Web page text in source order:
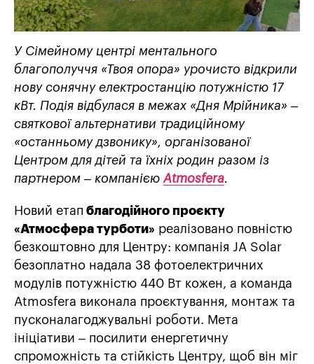
У Сімейному центрі ментального
благополуччя «Твоя опора» урочисто відкрили
нову сонячну електростанцію потужністю 17
кВт. Подія відбулася в межах «Дня Мрійника» –
святкової альтернативи традиційному
«останньому дзвонику», організованої
Центром для дітей та їхніх родин разом із
партнером – компанією Atmosfera.
Новий етап благодійного проєкту
«Атмосфера турботи» реалізовано повністю
безкоштовно для Центру: компанія JA Solar
безоплатно надала 38 фотоелектричних
модулів потужністю 440 Вт кожен, а команда
Atmosfera виконала проєктування, монтаж та
пусконалагоджувальні роботи. Мета
ініціативи – посилити енергетичну
спроможність та стійкість Центру, щоб він міг